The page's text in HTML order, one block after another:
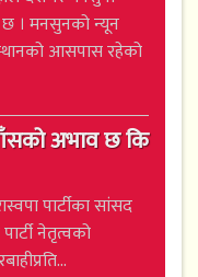
छ । मनसुनको न्यून
आसपास रहेको
अभाव छ कि
पार्टीका सांसद
नेतृत्वको